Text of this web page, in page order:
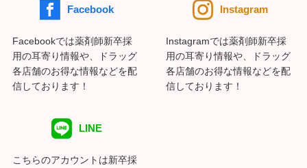
Facebook
Facebookでは薬剤師新卒採
用の耳寄り情報や、ドラッグ
各店舗のお得な情報などを配
信しております！
Instagram
Instagramでは薬剤師新卒採
用の耳寄り情報や、ドラッグ
各店舗のお得な情報などを配
信しております！
LINE
こちらのアカウントは新卒採